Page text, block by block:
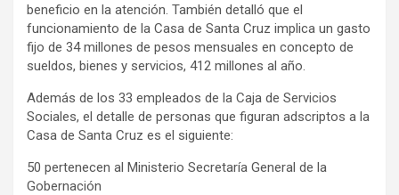
beneficio en la atención. También detalló que el
funcionamiento de la Casa de Santa Cruz implica un gasto
fijo de 34 millones de pesos mensuales en concepto de
sueldos, bienes y servicios, 412 millones al año.
Además de los 33 empleados de la Caja de Servicios
Sociales, el detalle de personas que figuran adscriptos a la
Casa de Santa Cruz es el siguiente:
50 pertenecen al Ministerio Secretaría General de la
Gobernación